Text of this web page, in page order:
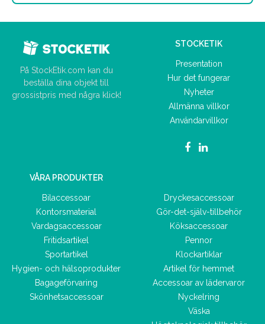
På StockEtik.com kan du
beställa dina objekt till
grossistpris med några klick!
STOCKETIK
Presentation
Hur det fungerar
Nyheter
Allmänna villkor
Användarvillkor
VÅRA PRODUKTER
Bilaccessoar
Kontorsmaterial
Vardagsaccessoar
Fritidsartikel
Sportartikel
Hygien- och hälsoprodukter
Bagageförvaring
Skönhetsaccessoar
Dryckesaccessoar
Gör-det-själv-tillbehör
Köksaccessoar
Pennor
Klockartiklar
Artikel för hemmet
Accessoar av lädervaror
Nyckelring
Väska